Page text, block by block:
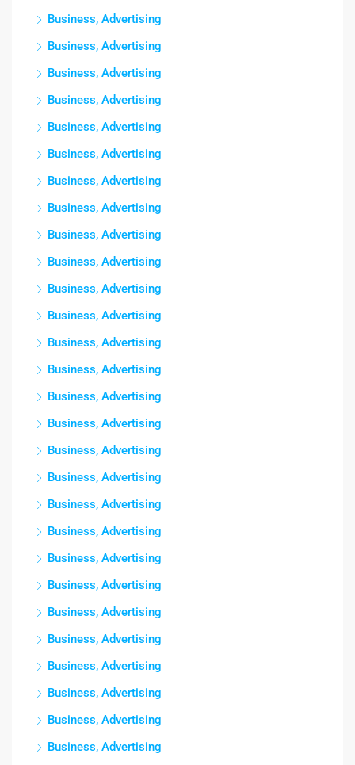
Business, Advertising
Business, Advertising
Business, Advertising
Business, Advertising
Business, Advertising
Business, Advertising
Business, Advertising
Business, Advertising
Business, Advertising
Business, Advertising
Business, Advertising
Business, Advertising
Business, Advertising
Business, Advertising
Business, Advertising
Business, Advertising
Business, Advertising
Business, Advertising
Business, Advertising
Business, Advertising
Business, Advertising
Business, Advertising
Business, Advertising
Business, Advertising
Business, Advertising
Business, Advertising
Business, Advertising
Business, Advertising